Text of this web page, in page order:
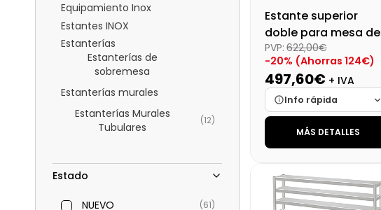
Equipamiento Inox
Estantes INOX
Estanterías
Estanterías de
sobremesa
Estanterías murales
Estanterías Murales
Tubulares
(12)
Estado
NUEVO (61)
Estante superior
doble para mesa de
trabajo (SBS-1830T)
PVP: 622,00€
-20% (Ahorras 124€)
497,60€ + IVA
Info rápida
Marca
Cargando…
Disponibilidad
Precio final (+21%)
MÁS DETALLES